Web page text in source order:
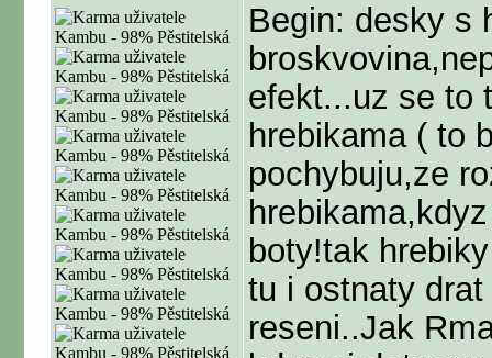
Begin: desky s
efekt...uz se to
hrebikama ( to
pochybuju,ze
boty!tak
tu i ostnaty
reseni..Jak